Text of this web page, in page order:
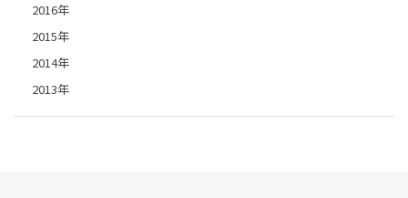
2016年
2015年
2014年
2013年